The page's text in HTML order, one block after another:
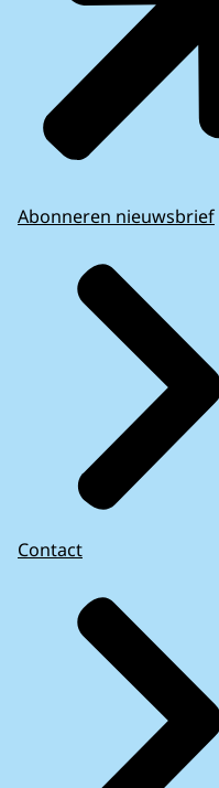
Abonneren nieuwsbrief
Contact